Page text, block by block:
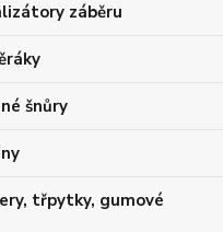
záběru
šnůry
třpytky, gumové